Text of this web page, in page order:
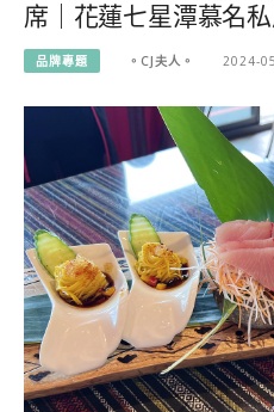
席｜花蓮七星潭慕名
品牌專題 。CJ夫人。 2024-